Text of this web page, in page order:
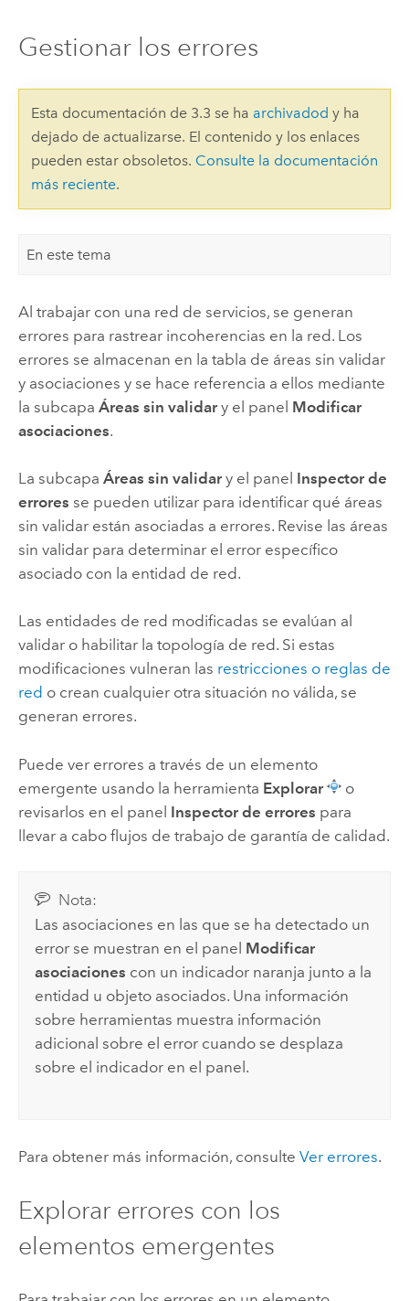
Gestionar los errores
Esta documentación de 3.3 se ha archivadod y ha
dejado de actualizarse. El contenido y los enlaces
pueden estar obsoletos. Consulte la documentación
más reciente.
En este tema
Al trabajar con una red de servicios, se generan
errores para rastrear incoherencias en la red. Los
errores se almacenan en la tabla de áreas sin validar
y asociaciones y se hace referencia a ellos mediante
la subcapa Áreas sin validary el panel Modificar
asociaciones.
La subcapa Áreas sin validary el panel Inspector de
errores se pueden utilizar para identificar qué áreas
sin validar están asociadas a errores. Revise las áreas
sin validar para determinar el error específico
asociado con la entidad de red.
Las entidades de red modificadas se evalúan al
validar o habilitar la topología de red. Si estas
modificaciones vulneran las restricciones o reglas de
red o crean cualquier otra situación no válida, se
generan errores.
Puede ver errores a través de un elemento
emergente usando la herramienta Explorar
o
revisarlos en el panel Inspector de errores para
llevar a cabo flujos de trabajo de garantía de calidad.
Nota:
Las asociaciones en las que se ha detectado un
error se muestran en el panel Modificar
asociaciones con un indicador naranja junto a la
entidad u objeto asociados. Una información
sobre herramientas muestra información
adicional sobre el error cuando se desplaza
sobre el indicador en el panel.
Para obtener más información, consulte Ver errores.
Explorar errores con los
elementos emergentes